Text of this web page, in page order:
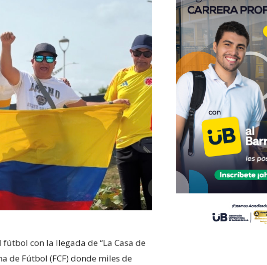
con la llegada de “La Casa de
de Fútbol (FCF) donde miles de